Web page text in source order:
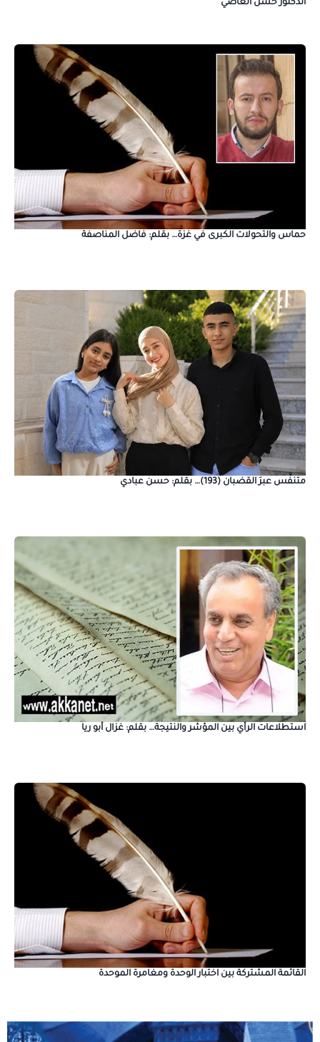
الدكتور حسن العاصي
حماس والتحولات الكبرى في غزة… بقلم: فاضل المناصفة
متنفَّس عبرَ القضبان (193)… بقلم: حسن عبادي
استطلاعات الرأي بين المؤشر والنتيجة… بقلم: غزال أبو ريا
القائمة المشتركة بين اختبار الوحدة ومغامرة الموحدة